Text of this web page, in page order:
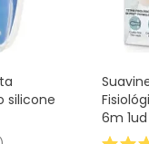
silicone
6m 1ud